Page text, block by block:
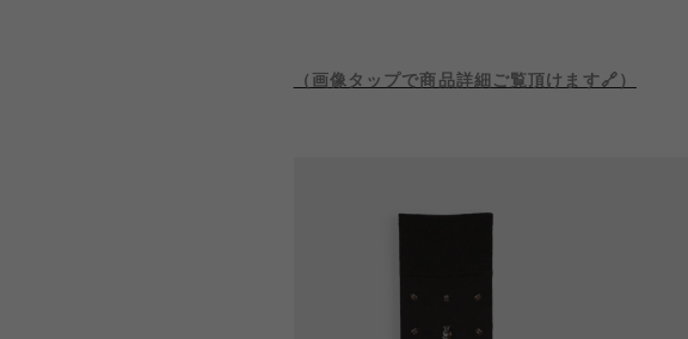
（画像タップで商品詳細ご覧頂けます🔗）